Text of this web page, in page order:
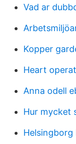
Vad ar
Kopper
Heart
Anna odell
Hur mycket